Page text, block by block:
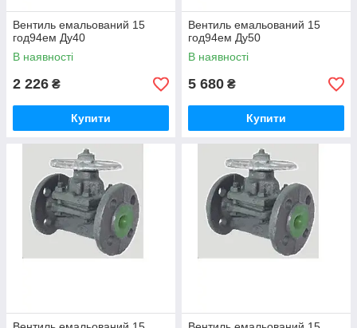
Вентиль емальований 15
год94ем Ду40
В наявності
2 226 ₴
Купити
Вентиль емальований 15
год94ем Ду50
В наявності
5 680 ₴
Купити